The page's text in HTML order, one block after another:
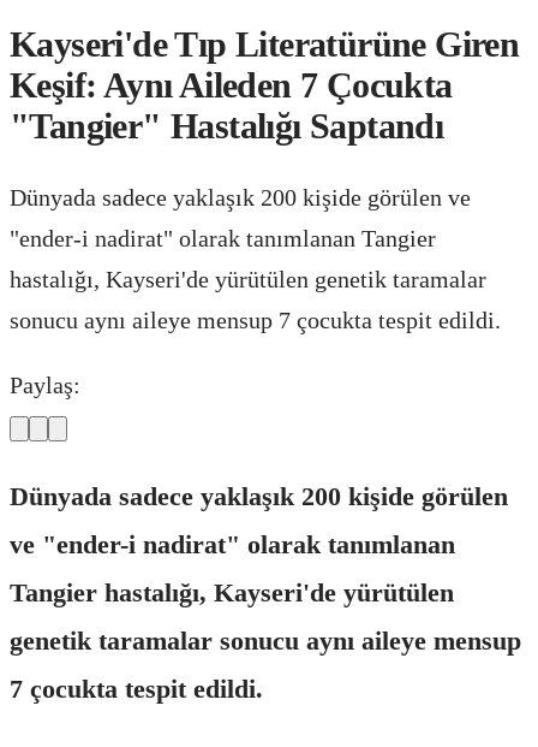
Kayseri'de Tıp Literatürüne Giren
Keşif: Aynı Aileden 7 Çocukta
"Tangier" Hastalığı Saptandı
Dünyada sadece yaklaşık 200 kişide görülen ve
"ender-i nadirat" olarak tanımlanan Tangier
hastalığı, Kayseri'de yürütülen genetik taramalar
sonucu aynı aileye mensup 7 çocukta tespit edildi.
Paylaş:
Dünyada sadece yaklaşık 200 kişide görülen
ve "ender-i nadirat" olarak tanımlanan
Tangier hastalığı, Kayseri'de yürütülen
genetik taramalar sonucu aynı aileye mensup
7 çocukta tespit edildi.